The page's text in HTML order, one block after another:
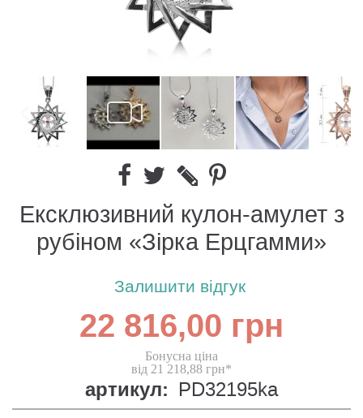
Ексклюзивний кулон-амулет з
рубіном «Зірка Ерцгамми»
Залишити відгук
22 816,00 грн
Бонусна ціна
від 21 218,88 грн*
артикул: PD32195ka